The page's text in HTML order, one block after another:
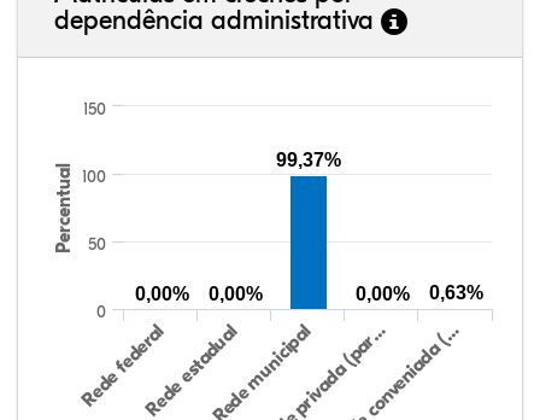
dependência administrativa
Percentual
Rede federalRede estadualRede municipal
Rede privada (par…Rede conveniada (…
0
50
100
150
0,00% 0,00%
99,37%
0,00% 0,63%